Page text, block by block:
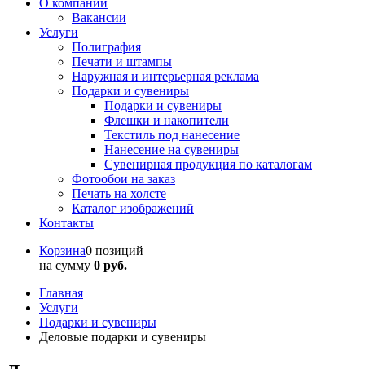
О компании
Вакансии
Услуги
Полиграфия
Печати и штампы
Наружная и интерьерная реклама
Подарки и сувениры
Подарки и сувениры
Флешки и накопители
Текстиль под нанесение
Нанесение на сувениры
Сувенирная продукция по каталогам
Фотообои на заказ
Печать на холсте
Каталог изображений
Контакты
Корзина0 позиций
на сумму 0 руб.
Главная
Услуги
Подарки и сувениры
Деловые подарки и сувениры